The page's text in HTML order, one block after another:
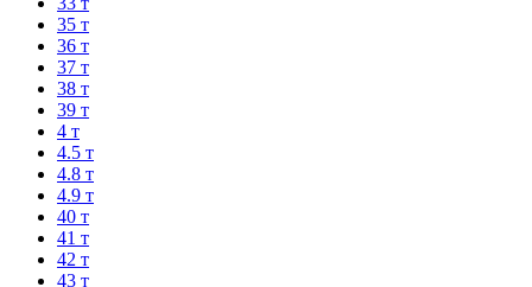
35 т
36 т
37 т
38 т
39 т
4 т
4.5 т
4.8 т
4.9 т
40 т
41 т
42 т
43 т